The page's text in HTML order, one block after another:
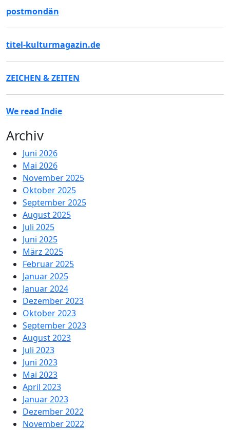
postmondän
titel-kulturmagazin.de
ZEICHEN & ZEITEN
We read Indie
Archiv
Juni 2026
Mai 2026
November 2025
Oktober 2025
September 2025
August 2025
Juli 2025
Juni 2025
März 2025
Februar 2025
Januar 2025
Januar 2024
Dezember 2023
Oktober 2023
September 2023
August 2023
Juli 2023
Juni 2023
Mai 2023
April 2023
Januar 2023
Dezember 2022
November 2022